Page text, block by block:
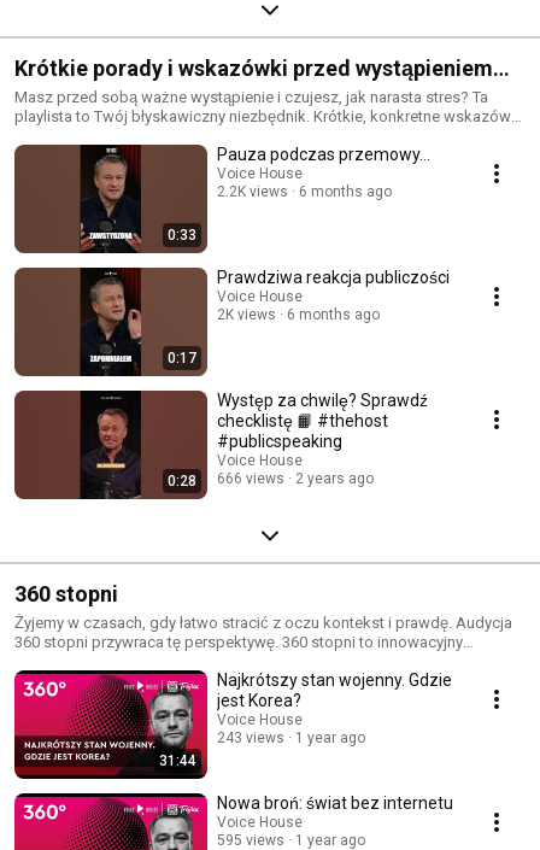
Krótkie porady i wskazówki przed wystąpieniem
publicznym
Masz przed sobą ważne wystąpienie i czujesz, jak narasta stres? Ta
playlista to Twój błyskawiczny niezbędnik. Krótkie, konkretne wskazówki
technicznie tuż przed sceną. Dowiesz się: - Jak oswoić tremę i fizyczne
reakcje stresu - Co zrobić z głosem, oddechem i ciałem pod presją - Jak
przygotować strukturę, żeby nie stracić wątku - Co sprawdzić przed
wejściem: slajdy, wygląd, ściąga Niezależnie od tego, czy mówisz na
konferencji, na zarządzie czy online - ta playlista pomoże Ci wystąpić
pewnie, nawet gdy nerwy szaleją. Sprawdź checklistę. Wejdź na scenę
gotowy.
0:33
Pauza podczas przemowy...
Voice House
2.2K views
6 months ago
0:17
Prawdziwa reakcja publiczości
Voice House
2K views
6 months ago
0:28
Występ za chwilę? Sprawdź
checklistę 📙 #thehost
#publicspeaking
Voice House
666 views
2 years ago
360 stopni
Żyjemy w czasach, gdy łatwo stracić z oczu kontekst i prawdę. Audycja
360 stopni przywraca tę perspektywę. 360 stopni to innowacyjny
gronem ekspertów, dziennikarzy i bezpośrednich świadków, zgłębia
jeden aktualnie ważny temat. Od polityki przez wojnę i społeczne
zawirowania – audycja pozwala spojrzeć na tło wydarzeń i dostrzec
prawdę, umożliwiając słuchaczom pełne zrozumienie omawianych
zagadnień. Gdzie słuchać? Premierowe odcinki audycji emitowane są w
Radiowej Trójce w niedzielne popołudnia. Można ją także znaleźć na
stronie internetowej rozgłośni, jak również na platformie VoiceHouse.co,
kanale Voice House na YouTube, oraz w aplikacji Voice House Club.
31:44
Najkrótszy stan wojenny. Gdzie
jest Korea?
Voice House
243 views
1 year ago
Nowa broń: świat bez internetu
Voice House
595 views
1 year ago